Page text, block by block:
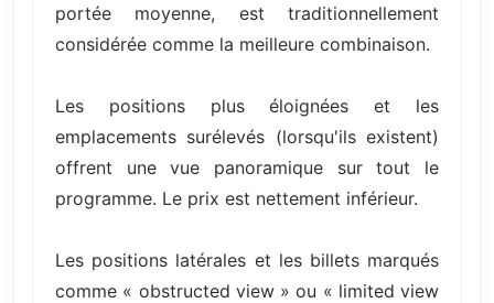
portée moyenne, est traditionnellement
considérée comme la meilleure combinaison.
Les positions plus éloignées et les
emplacements surélevés (lorsqu'ils existent)
offrent une vue panoramique sur tout le
programme. Le prix est nettement inférieur.
Les positions latérales et les billets marqués
comme « obstructed view » ou « limited view